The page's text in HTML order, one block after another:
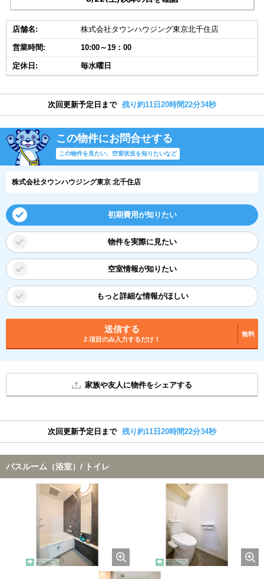
店舗名: 株式会社タウンハウジング東京北千住店
営業時間: 10:00～19：00
定休日: 毎水曜日
次回更新予定日まで 残り約11日20時間22分34秒
この物件にお問合せする
この物件を見たい、空室状況を知りたいなど
株式会社タウンハウジング東京 北千住店
初期費用が知りたい
物件を実際に見たい
空室情報が知りたい
もっと詳細な情報がほしい
送信する
2 項目のみ入力するだけ！
無料
家族や友人に物件をシェアする
次回更新予定日まで 残り約11日20時間22分34秒
バスルーム（浴室）/ トイレ